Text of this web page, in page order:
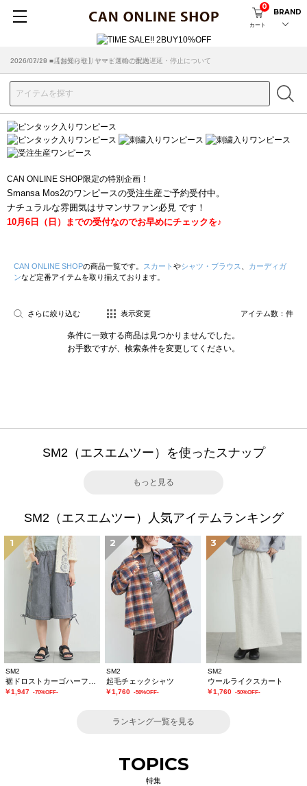
カート
0
BRAND
2026/07/29 ■【お知らせ】ヤマト運輸の配送遅延・停止について
2026/03/18 ■店舗受け取りサービスのご案内
CAN ONLINE SHOP限定の特別企画！
Smansa Mos2のワンピースの受注生産ご予約受付中。
ナチュラルな雰囲気はサマンサファン必見 です！
10月6日（日）までの受付なのでお早めにチェックを♪
CAN ONLINE SHOPの商品一覧です。 スカート やシャツ・ブラウス
カーディガ
ンなど定番アイテムを取り揃えております。
さらに絞り込む 表示変更 アイテム数： 件
条件に一致する商品は見つかりませんでした。
お手数ですが、検索条件を変更してください。
SM2（エスエムツー）を使ったスナップ
もっと見る
SM2（エスエムツー）人気アイテムランキング
1
SM2
￥1,947 -70%OFF-
2
SM2
起毛チェックシャツ
￥1,760 -50%OFF-
3
SM2
ウールライクスカート
￥1,760 -50%OFF-
ランキング一覧を見る
TOPICS
特集